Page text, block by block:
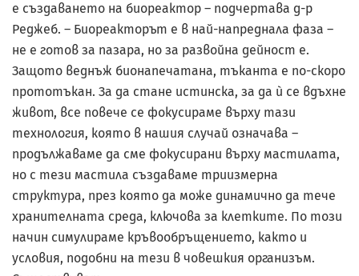
е създаването на биореактор – подчертава д-р
Реджеб. – Биореакторът е в най-напреднала фаза –
не е готов за пазара, но за развойна дейност е.
Защото веднъж бионапечатана, тъканта е по-скоро
прототъкан. За да стане истинска, за да ѝ се вдъхне
живот, все повече се фокусираме върху тази
технология, която в нашия случай означава –
продължаваме да сме фокусирани върху мастилата,
но с тези мастила създаваме триизмерна
структура, през която да може динамично да тече
хранителната среда, ключова за клетките. По този
начин симулираме кръвообръщението, както и
условия, подобни на тези в човешкия организъм.